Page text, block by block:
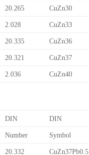
20.265 CuZn30
2.028 CuZn33
20.335 CuZn36
20.321 CuZn37
2.036 CuZn40
DIN DIN
Number Symbol
20.332 CuZn37Pb0.5